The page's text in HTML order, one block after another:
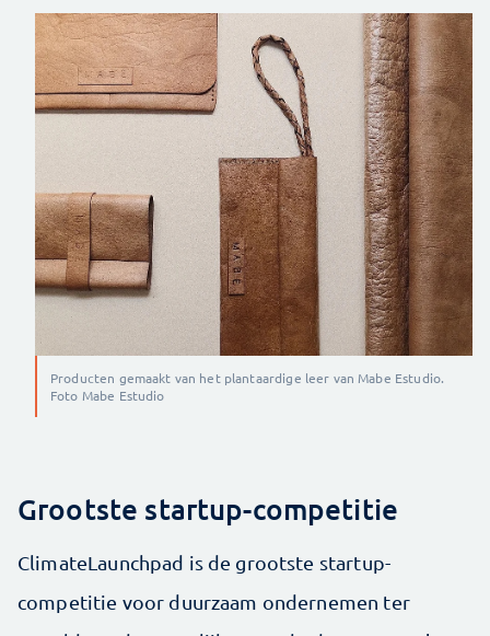
Producten gemaakt van het plantaardige leer van Mabe Estudio.
Foto Mabe Estudio
Grootste startup-competitie
ClimateLaunchpad is de grootste startup-
competitie voor duurzaam ondernemen ter